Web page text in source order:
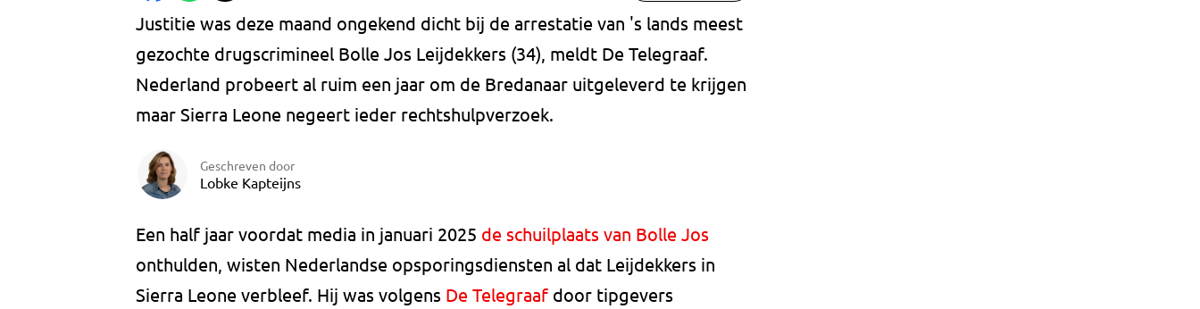
Justitie was deze maand ongekend dicht bij de arrestatie van 's lands meest
gezochte drugscrimineel Bolle Jos Leijdekkers (34), meldt De Telegraaf.
Nederland probeert al ruim een jaar om de Bredanaar uitgeleverd te krijgen
maar Sierra Leone negeert ieder rechtshulpverzoek.
Geschreven door
Lobke Kapteijns
Een half jaar voordat media in januari 2025 de schuilplaats van Bolle Jos
onthulden, wisten Nederlandse opsporingsdiensten al dat Leijdekkers in
Sierra Leone verbleef. Hij was volgens De Telegraaf door tipgevers